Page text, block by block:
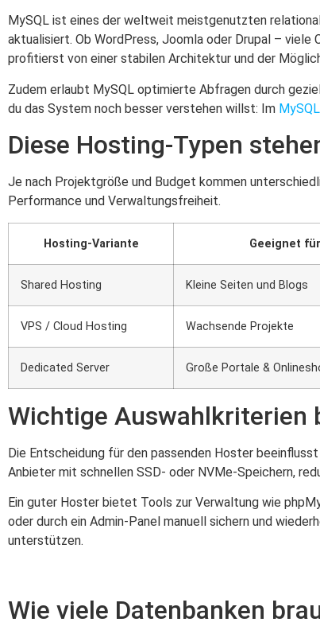
MySQL ist eines der weltweit meistgenutzten
aktualisiert. Ob WordPress, Joomla oder Drupal –
profitierst von einer stabilen Architektur und der
Zudem erlaubt MySQL optimierte Abfragen durch
du das System noch besser verstehen willst: Im
Diese Hosting-Typen
Je nach Projektgröße und Budget kommen
Performance und Verwaltungsfreiheit.
Hosting-Variante Geeignet für
Shared Hosting Kleine Seiten und Blogs
VPS / Cloud Hosting Wachsende Projekte
Dedicated Server Große Portale &
Wichtige Auswahlkriterien
Die Entscheidung für den passenden Hoster
Anbieter mit schnellen SSD- oder NVMe-Speichern,
Ein guter Hoster bietet Tools zur Verwaltung wie
oder durch ein Admin-Panel manuell sichern und
unterstützen.
Wie viele Datenbanken